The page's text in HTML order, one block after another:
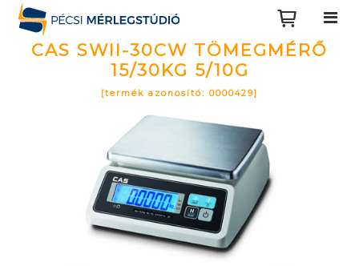
CAS SWII-30CW TÖMEGMÉRŐ
15/30KG 5/10G
[termék azonosító: 0000429]